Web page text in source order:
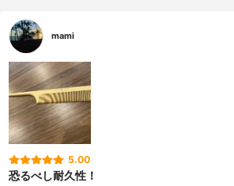
mami
5.00
恐るべし耐久性！